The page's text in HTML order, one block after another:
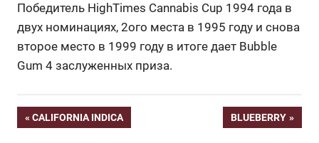
Победитель HighTimes Cannabis Cup 1994 года в
двух номинациях, 2ого места в 1995 году и снова
второе место в 1999 году в итоге дает Bubble
Gum 4 заслуженных приза.
Beitragsnavigation
VORHERIGER
CALIFORNIA INDICA
NÄCHSTER
BLUEBERRY